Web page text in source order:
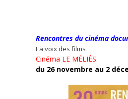
Rencontres du cinéma
La voix des films
Cinéma LE MÉLIÈS
du 26 novembre au 2